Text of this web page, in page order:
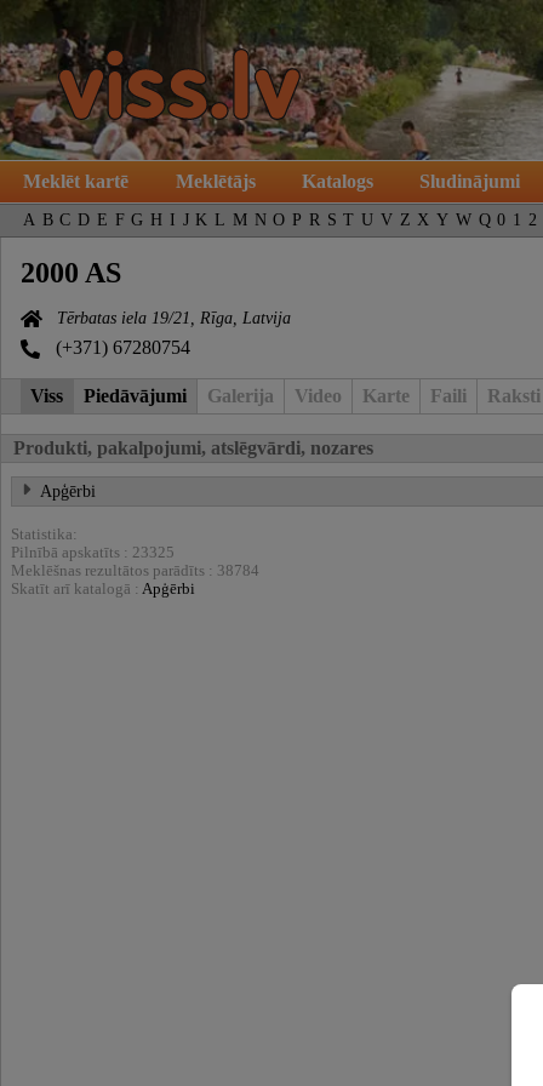
Meklēt kartē Meklētājs Katalogs Sludinājumi
A B C D E F G H I J K L M N O P R S T U V Z X Y W Q 0 1 2
2000 AS
Tērbatas iela 19/21, Rīga, Latvija
(+371) 67280754
Viss Piedāvājumi Galerija Video Karte Faili Raksti
Produkti, pakalpojumi, atslēgvārdi, nozares
Apģērbi
Statistika:
Pilnībā apskatīts : 23325
Meklēšnas rezultātos parādīts : 38784
Skatīt arī katalogā : Apģērbi